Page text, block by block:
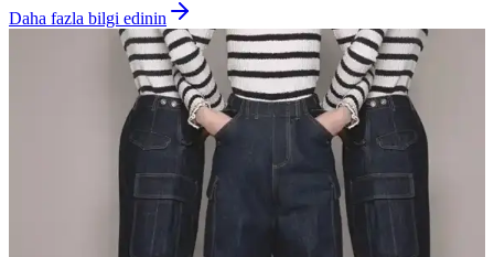
Daha fazla bilgi edinin